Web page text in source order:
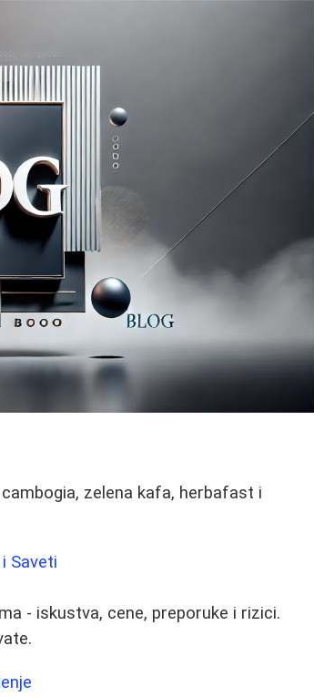
zelena kafa, herbafast i
Saveti
- iskustva, cene, preporuke i rizici.